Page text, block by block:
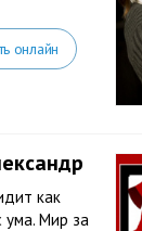
онлайн
как
ума. Мир за